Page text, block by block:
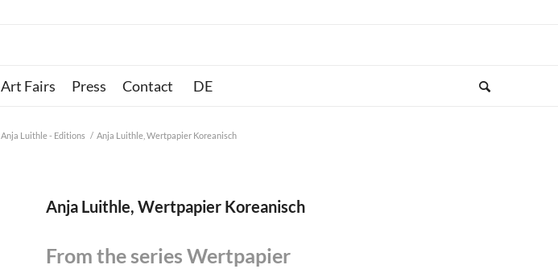
Art Fairs Press Contact
Anja Luithle - Editions / Anja Luithle, Wertpapier Koreanisch
Anja Luithle, Wertpapier Koreanisch
From the series Wertpapier